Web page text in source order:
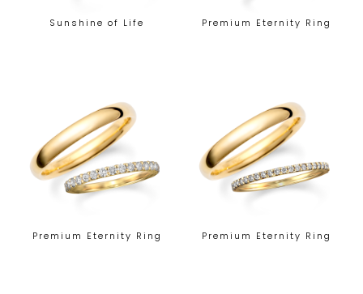
Sunshine of Life Premium Eternity Ring
Premium Eternity Ring Premium Eternity Ring